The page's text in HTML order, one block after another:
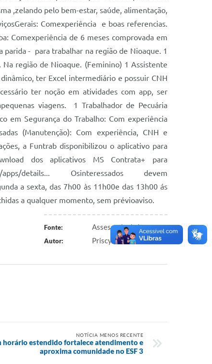
,zelando pelo bem-estar, saúde, alimentação,
Comexperiência e boas referencias.
Comexperiência de 6 meses comprovada em
- para trabalhar na região de Nioaque. 1
Na região de Nioaque. (Feminino) 1 Assistente
ter Excel intermediário e possuir CNH
ter noção em atividades com app, ser
viagens. 1 Trabalhador de Pecuária
em Segurança do Trabalho: Com experiência
(Manutenção): Com experiência, CNH e
a Funtrab disponibilizou o aplicativo para
dos aplicativos MS Contrata+ para
store/apps/details... Osinteressados devem
a sexta, das 7h00 às 11h00e das 13h00 ás
a qualquer momento, sem prévioaviso.
Fonte: Assessoria de Imprensa
Autor: Priscylla C. Silva
NOTÍCIA MENOS RECENTE
horário estendido fortalece atendimento e
aproxima comunidade no ESF 3